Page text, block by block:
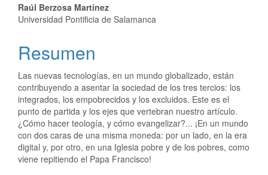
Raúl Berzosa Martínez
Universidad Pontificia de Salamanca
Resumen
Las nuevas tecnologías, en un mundo globalizado, están
contribuyendo a asentar la sociedad de los tres tercios: los
integrados, los empobrecidos y los excluidos. Este es el
punto de partida y los ejes que vertebran nuestro artículo.
¿Cómo hacer teología, y cómo evangelizar?... ¡En un mundo
con dos caras de una misma moneda: por un lado, en la era
digital y, por otro, en una Iglesia pobre y de los pobres, como
viene repitiendo el Papa Francisco!